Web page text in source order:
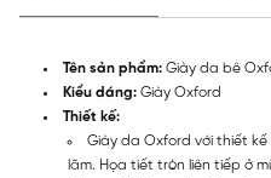
Tên sản phẩm: Giày da bê
Kiểu dáng: Giày Oxford
Thiết kế:
Giày da Oxford với thiết
lãm. Họa tiết tròn liên tiếp ở